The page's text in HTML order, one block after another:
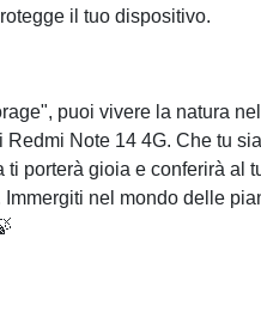
il tuo dispositivo.
puoi vivere la natura
Note 14 4G. Che tu
porterà gioia e conferirà al
nel mondo delle